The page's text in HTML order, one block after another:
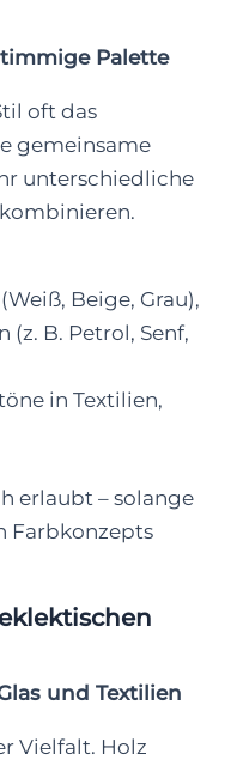
Palette
oft das
gemeinsame
unterschiedliche
Beige, Grau),
B. Petrol, Senf,
in Textilien,
erlaubt – solange
Farbkonzepts
und Textilien
Vielfalt. Holz